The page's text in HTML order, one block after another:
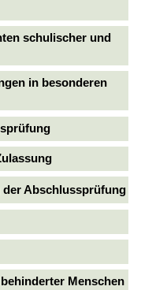
schulischer und
in besonderen
Abschlussprüfung
Menschen